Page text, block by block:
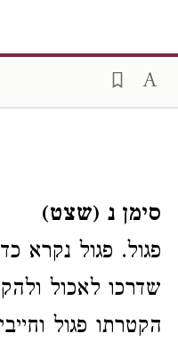
סימן נ (שצט)
פגול. פגול נקרא
שדרכו לאכול
הקטרתו פגול